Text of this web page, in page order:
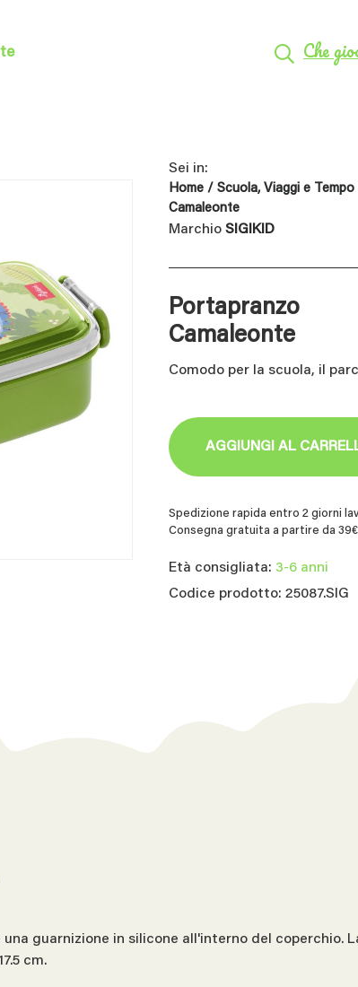
Che
Sei in:
Home / Scuola, Viaggi e
Camaleonte
Marchio SIGIKID
Portapranzo
Camaleonte
Comodo per la scuola, il
AGGIUNGI AL
Spedizione rapida entro 2 giorni
Consegna gratuita a partire da
Età consigliata: 3-6 anni
Codice prodotto: 25087.SIG
guarnizione in silicone all'interno del coperchio.
cm.